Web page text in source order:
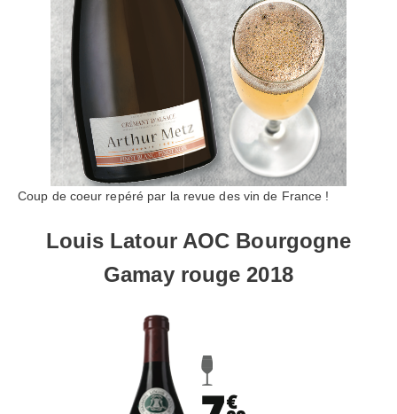
Coup de coeur repéré par la revue des vin de France !
Louis Latour AOC Bourgogne
Gamay rouge 2018